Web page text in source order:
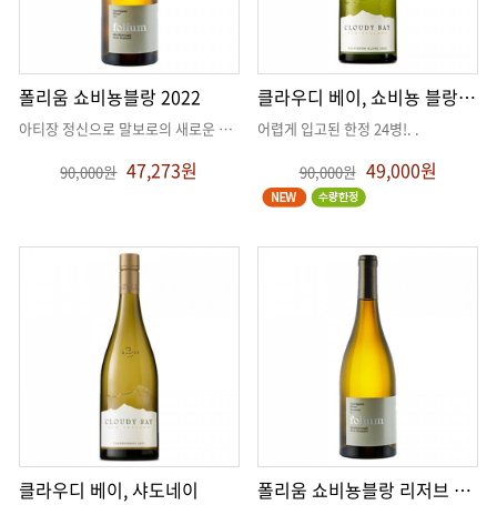
폴리움 쇼비뇽블랑 2022
아티장 정신으로 말보로의 새로운 페이지를 열어가는 부티크 와이너리
90,000원 47,273원
클라우디 베이, 쇼비뇽 블랑 2022
어렵게 입고된 한정 24병!. .
90,000원 49,000원
클라우디 베이, 샤도네이 폴리움 쇼비뇽블랑 리저브 2021